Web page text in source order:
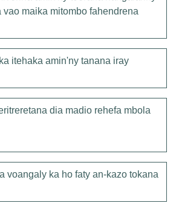
vao maika mitombo fahendrena
itehaka amin'ny tanana iray
dia madio rehefa mbola
voangaly ka ho faty an-kazo tokana